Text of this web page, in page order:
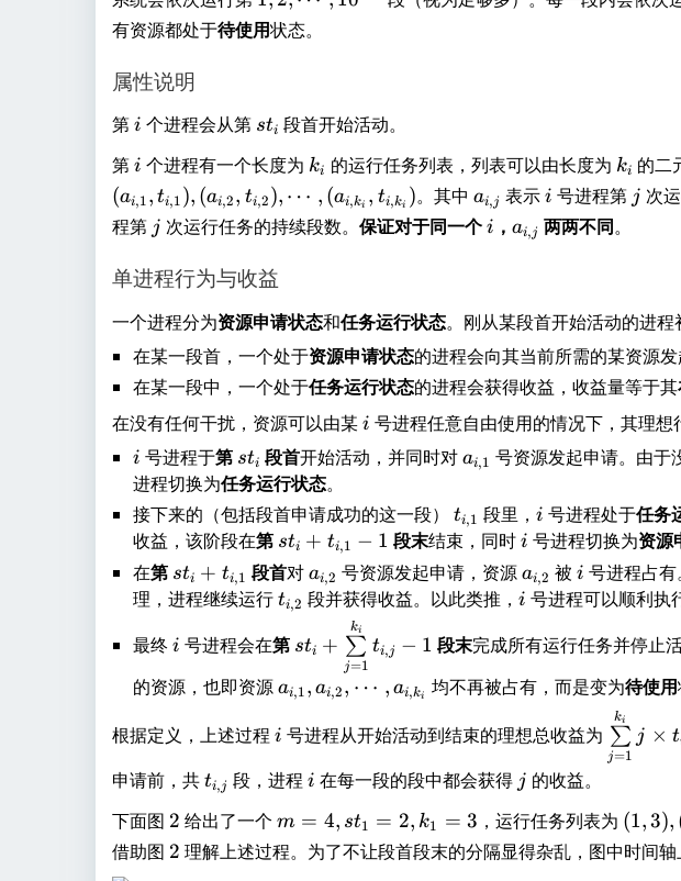
,
2
c
o
t
s
1
^
{
1
0
0
}
有资源都处于待使用状态。
属性说明
第i
i 个进程会从第 s
_
i
sti 段首开始活动。
第i
i 个进程有一个长度为 k
ki 的运行任务列表，列表可以由长度为 k
_
i
ki 的二
(ai,1, ti,1), (ai,2, ti,2), ⋯ , (ai,ki , ti,ki )。其中 a
_
{
}
ai,j 表示i
i 号进程第 jj 次
程第 jj 次运行任务的持续段数。保证对于同一个i
i ，a
j
}
ai,j 两两不同。
单进程行为与收益
一个进程分为资源申请状态和任务运行状态。刚从某段首开始活动的进程
在某一段首，一个处于资源申请状态的进程会向其当前所需的某资源发
在某一段中，一个处于任务运行状态的进程会获得收益，收益量等于其
在没有任何干扰，资源可以由某i
i 号进程任意自由使用的情况下，其理想
i
i 号进程于第 s
t
_
i
sti 段首开始活动，并同时对a
{
i,
}
ai,1 号资源发起申请。由
进程切换为任务运行状态。
接下来的（包括段首申请成功的这一段）t
_
{
i,
1
}
ti,1 段里，i
i 号进程处于任务
收益，该阶段在第 st
_i
+
_
,1
-
1
sti + ti,1 − 1 段末结束，同时i
i 号进程切换为资源
在第 st
_i
t
_
{i
,1
}
sti + ti,1 段首对a
_
i,
}
ai,2 号资源发起申请，资源a
_
i,
2
}
ai,2 被 i
i 号进程占
理，进程继续运行t
{
2
}
ti,2 段并获得收益。以此类推，i
i 号进程可以顺利执
最终i 号进程会在第 _i
+
\
s
m
i
m
sti +
j=1
∑
ki
ti,j − 1 段末完成所有运行任务并停止
的资源，也即资源a
{
1
}
a
ai,1, ai,2, ⋯ , ai,ki 均不再被占有，而是变为待使用
根据定义，上述过程 i 号进程从开始活动到结束的理想总收益为
\
s
u
\l
i
j=1
∑
ki
j × t
申请前，共t
{
i,
ti,j 段，进程 i
i 在每一段的段中都会获得 jj 的收益。
下面图 2
2 给出了一个 m
=
4,
m = 4, st1 = 2, k1 = 3 ，运行任务列表为 (
1
(1,3),
借助图 2
2 理解上述过程。为了不让段首段末的分隔显得杂乱，图中时间轴